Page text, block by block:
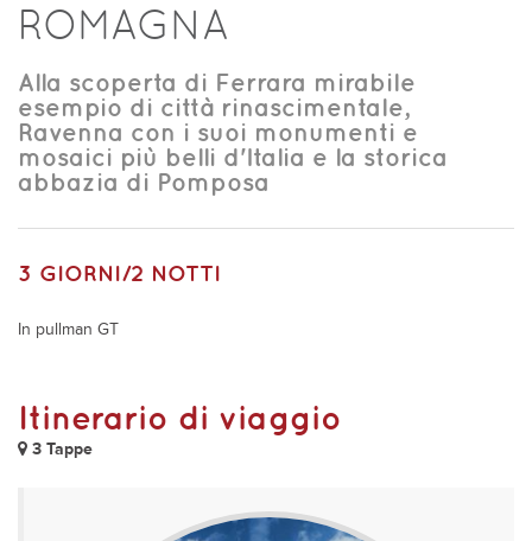
ROMAGNA
Alla scoperta di Ferrara mirabile
esempio di città rinascimentale,
Ravenna con i suoi monumenti e
mosaici più belli d'Italia e la storica
abbazia di Pomposa
3 GIORNI/2 NOTTI
In pullman GT
Itinerario di viaggio
3 Tappe